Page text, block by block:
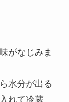
がなじみま
水分が出る
れて冷蔵